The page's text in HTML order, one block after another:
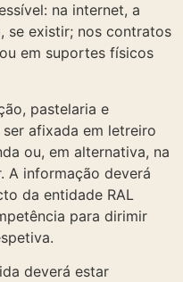
na internet, a
se existir; nos contratos
em suportes físicos
pastelaria e
afixada em letreiro
ou, em alternativa, na
A informação deverá
da entidade RAL
para dirimir
deverá estar